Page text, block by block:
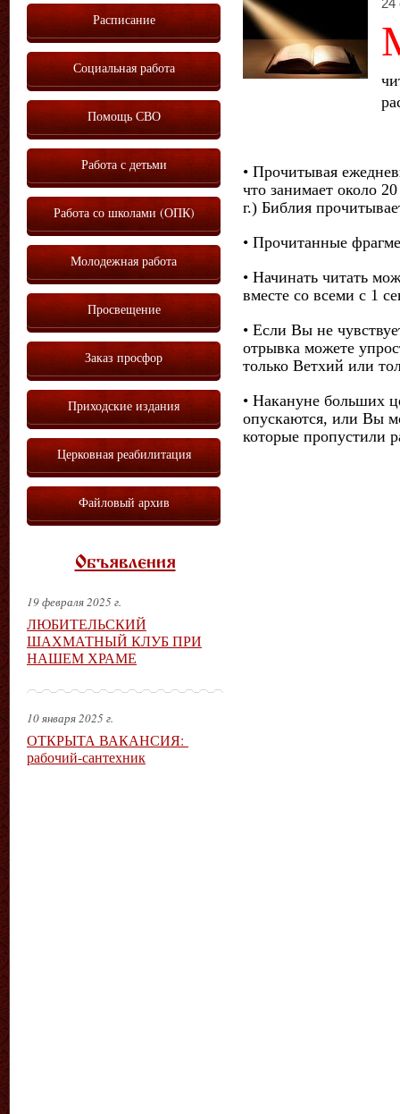
24
• Прочитывая
что занимает около
г.) Библия
• Прочитанные
• Начинать читать
вместе со всеми с 1
• Если Вы не
отрывка можете
только Ветхий или
• Накануне больших
опускаются, или Вы
которые пропустили
Расписание
Социальная работа
Помощь СВО
Работа с детьми
Работа со школами (ОПК)
Молодежная работа
Просвещение
Заказ просфор
Приходские издания
Церковная реабилитация
Файловый архив
Объявления
19 февраля 2025 г.
ЛЮБИТЕЛЬСКИЙ
ШАХМАТНЫЙ КЛУБ ПРИ
НАШЕМ ХРАМЕ
10 января 2025 г.
ОТКРЫТА ВАКАНСИЯ:
рабочий-сантехник